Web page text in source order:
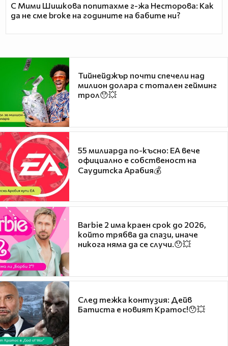
С Мими Шишкова попитахме г-жа Несторова: Как
да не сме broke на годините на бабите ни?
Тийнейджър почти спечели над
милион долара с тотален гейминг
трол😯💥
55 милиарда по-късно: EA вече
официално е собственост на
Саудитска Арабия💰
Barbie 2 има краен срок до 2026,
който трябва да спази, иначе
никога няма да се случи.😯💥
След тежка контузия: Дейв
Батиста е новият Кратос!😯💥